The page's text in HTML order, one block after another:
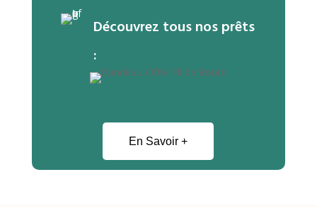
Découvrez tous nos prêts
:
En Savoir +